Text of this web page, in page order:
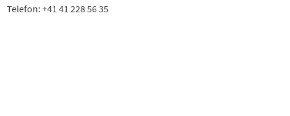
Telefon: +41 41 228 56 35